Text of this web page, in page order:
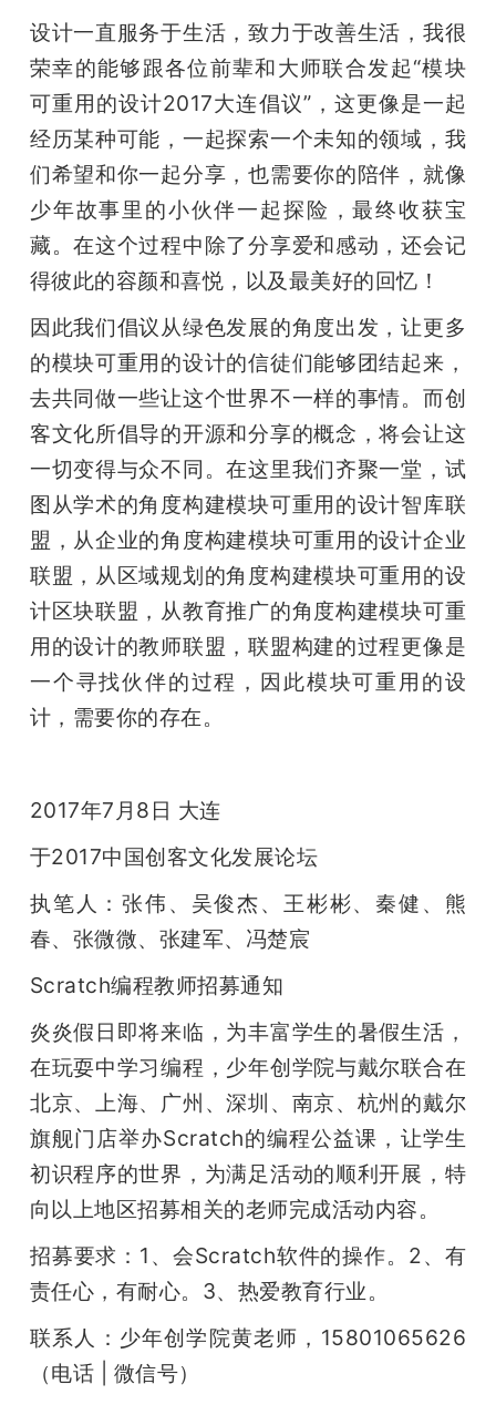
设计一直服务于生活，致力于改善生活，我很
荣幸的能够跟各位前辈和大师联合发起“模块
可重用的设计2017大连倡议”，这更像是一起
经历某种可能，一起探索一个未知的领域，我
们希望和你一起分享，也需要你的陪伴，就像
少年故事里的小伙伴一起探险，最终收获宝
藏。在这个过程中除了分享爱和感动，还会记
得彼此的容颜和喜悦，以及最美好的回忆！
因此我们倡议从绿色发展的角度出发，让更多
的模块可重用的设计的信徒们能够团结起来，
去共同做一些让这个世界不一样的事情。而创
客文化所倡导的开源和分享的概念，将会让这
一切变得与众不同。在这里我们齐聚一堂，试
图从学术的角度构建模块可重用的设计智库联
盟，从企业的角度构建模块可重用的设计企业
联盟，从区域规划的角度构建模块可重用的设
计区块联盟，从教育推广的角度构建模块可重
用的设计的教师联盟，联盟构建的过程更像是
一个寻找伙伴的过程，因此模块可重用的设
计，需要你的存在。
2017年7月8日 大连
于2017中国创客文化发展论坛
执笔人：张伟、吴俊杰、王彬彬、秦健、熊
春、张微微、张建军、冯楚宸
Scratch编程教师招募通知
炎炎假日即将来临，为丰富学生的暑假生活，
在玩耍中学习编程，少年创学院与戴尔联合在
北京、上海、广州、深圳、南京、杭州的戴尔
旗舰门店举办Scratch的编程公益课，让学生
初识程序的世界，为满足活动的顺利开展，特
向以上地区招募相关的老师完成活动内容。
招募要求：1、会Scratch软件的操作。2、有
责任心，有耐心。3、热爱教育行业。
联系人：少年创学院黄老师，15801065626
（电话 | 微信号）